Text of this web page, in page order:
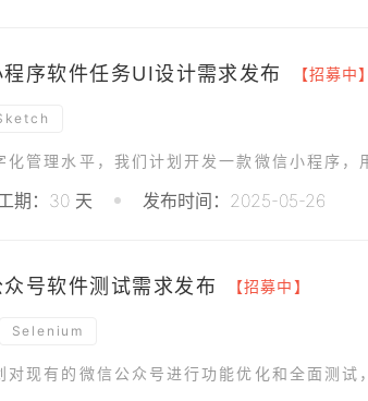
序软件任务UI设计需求发布 【招募中】
期：30 天 发布时间：2025-05-26
号软件测试需求发布 【招募中】
Selenium